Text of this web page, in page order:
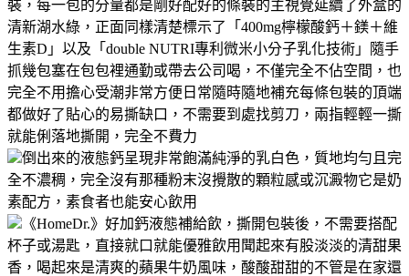
裝，每一包的分量都是剛好配好的條裝的主視覺延續了外盒的
清新湖水綠，正面同樣清楚標示了「400mg檸檬酸鈣＋鎂＋維
生素D」以及「double NUTRI專利微米小分子乳化技術」隨手
抓幾包塞在包包裡通勤或帶去公司喝，不僅完全不佔空間，也
完全不用擔心受潮非常方便日常隨時隨地補充每條包裝的頂端
都做好了貼心的易撕缺口，不需要到處找剪刀，兩指輕輕一撕
就能俐落地撕開，完全不費力
倒出來的液態鈣呈現非常飽滿純淨的乳白色，質地均勻且完
全不濃稠，完全沒有那種粉末沒攪散的顆粒感或沉澱物它是奶
素配方，素食者也能安心飲用
《HomeDr.》好加鈣液態補給飲，撕開包裝後，不需要搭配
杯子或湯匙，直接就口就能優雅飲用聞起來有股淡淡的清甜果
香，喝起來是清爽的蘋果牛奶風味，酸酸甜甜的不管是在家還